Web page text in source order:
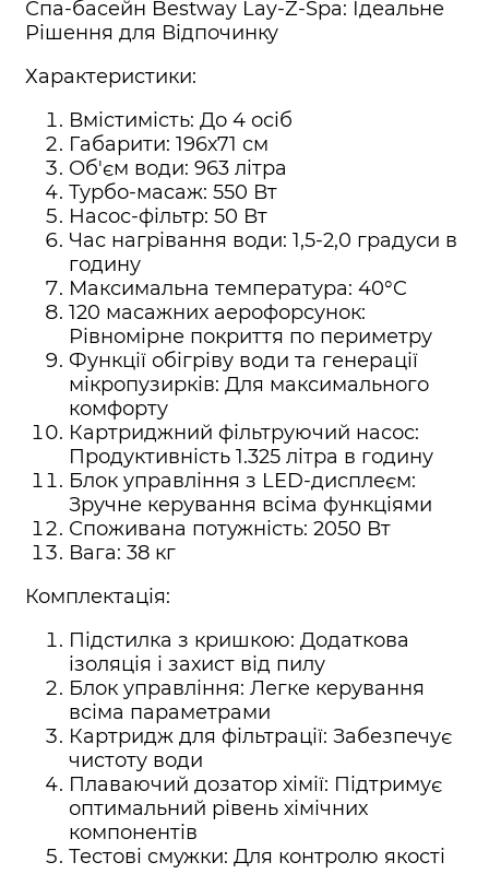
Спа-басейн Bestway Lay-Z-Spa: Ідеальне
Рішення для Відпочинку
Характеристики:
Вмістимість: До 4 осіб
Габарити: 196х71 см
Об'єм води: 963 літра
Турбо-масаж: 550 Вт
Насос-фільтр: 50 Вт
Час нагрівання води: 1,5-2,0 градуси в
годину
Максимальна температура: 40°C
120 масажних аерофорсунок:
Рівномірне покриття по периметру
Функції обігріву води та генерації
мікропузирків: Для максимального
комфорту
Картриджний фільтруючий насос:
Продуктивність 1.325 літра в годину
Блок управління з LED-дисплеєм:
Зручне керування всіма функціями
Споживана потужність: 2050 Вт
Вага: 38 кг
Комплектація:
Підстилка з кришкою: Додаткова
ізоляція і захист від пилу
Блок управління: Легке керування
всіма параметрами
Картридж для фільтрації: Забезпечує
чистоту води
Плаваючий дозатор хімії: Підтримує
оптимальний рівень хімічних
компонентів
Тестові смужки: Для контролю якості